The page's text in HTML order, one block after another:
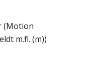
(Motion
m.fl. (m))